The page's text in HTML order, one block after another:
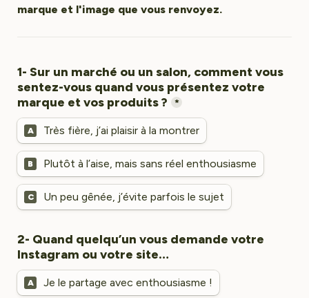
marque et l'image que vous renvoyez.
1- Sur un marché ou un salon, comment vous
sentez-vous quand vous présentez votre
*
A Très fière, j’ai plaisir à la montrer
B Plutôt à l’aise, mais sans réel enthousiasme
C Un peu gênée, j’évite parfois le sujet
2- Quand quelqu’un vous demande votre
Instagram ou votre site…
A Je le partage avec enthousiasme !